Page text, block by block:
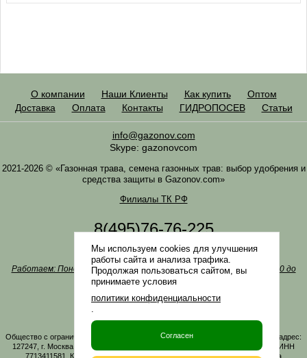
О компании Наши Клиенты Как купить
Оптом
Доставка
Оплата Контакты ГИДРОПОСЕВ Статьи
info@gazonov.com
Skype: gazonovcom
2021-2026 © «Газонная трава, семена газонных трав: выбор удобрения и
средства защиты в Gazonov.com»
Филиалы ТК РФ
8(495)76-76-225
8(985)76-76-335
Наша почтаinfo@gazonov.com
Работаем: Понедельник-четверг с 10:00 до 18:00, пятница - с 10:00 до
17:00
Наши награды и письма
Политика конфиденциальности
Заказать обратный звонок
Общество с ограниченной ответственностью «ГАЗОНОВКОМ» Юридический адрес:
127247, г. Москва, Дмитровское ш., д. 100, стр. 2, этаж 01, помещение 3106 ИНН
7713411581, КПП 771301001 ОГРН 1167746161219. Все материалы сайта
Мы используем cookies для улучшения
работы сайта и анализа трафика.
Продолжая пользоваться сайтом, вы
принимаете условия
политики конфиденциальности
.
Согласен